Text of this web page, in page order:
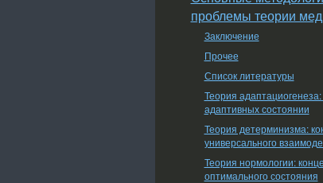
проблемы теории
Заключение
Прочее
Список литературы
Теория
адаптивных состоянии
Теория детерминизма:
универсального
Теория нормологии:
оптимального состояния